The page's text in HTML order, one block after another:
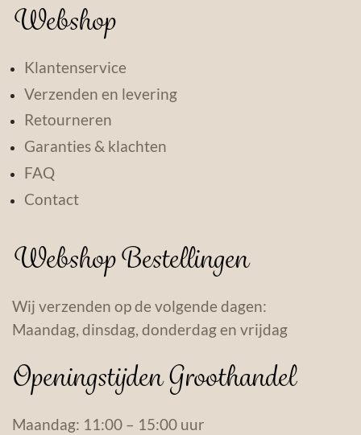
Webshop
Klantenservice
Verzenden en levering
Retourneren
Garanties & klachten
FAQ
Contact
Webshop Bestellingen
Wij verzenden op de volgende dagen:
Maandag, dinsdag, donderdag en vrijdag
Openingstijden Groothandel
Maandag: 11:00 – 15:00 uur